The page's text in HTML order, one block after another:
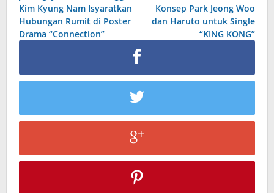
Kim Kyung Nam Isyaratkan
Hubungan Rumit di Poster
Drama “Connection”
Konsep Park Jeong Woo
dan Haruto untuk Single
“KING KONG”